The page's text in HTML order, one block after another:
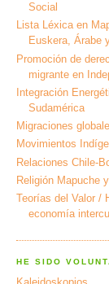
Social
Lista Léxica en
Euskera, Árabe
Promoción de
migrante en
Integración
Sudamérica
Migraciones
Movimientos
Relaciones Chile-
Religión Mapuche
Teorías del Valor /
economía
HE SIDO